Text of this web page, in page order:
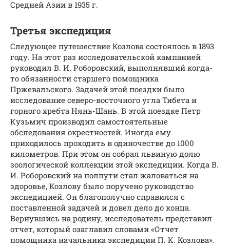
Средней Азии в 1935 г.
Третья экспедиция
Следующее путешествие Козлова состоялось в 1893
году. На этот раз исследовательской кампанией
руководил В. И. Роборовский, выполнявший когда-
то обязанности старшего помощника
Пржевальского. Задачей этой поездки было
исследование северо-восточного угла Тибета и
горного хребта Нянь-Шань. В этой поездке Петр
Кузьмич производил самостоятельные
обследования окрестностей. Иногда ему
приходилось проходить в одиночестве до 1000
километров. При этом он собрал львиную долю
зоологической коллекции этой экспедиции. Когда В.
И. Роборовский на полпути стал жаловаться на
здоровье, Козлову было поручено руководство
экспедицией. Он благополучно справился с
поставленной задачей и довел дело до конца.
Вернувшись на родину, исследователь представил
отчет, который озаглавил словами «Отчет
помощника начальника экспедиции П. К. Козлова».